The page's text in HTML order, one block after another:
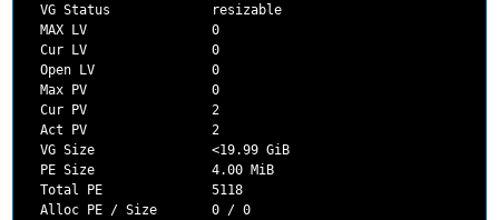
  VG Status             resizable
  MAX LV                0
  Cur LV                0
  Open LV               0
  Max PV                0
  Cur PV                2
  Act PV                2
  VG Size               <19.99 GiB
  PE Size               4.00 MiB
  Total PE              5118
  Alloc PE / Size       0 / 0